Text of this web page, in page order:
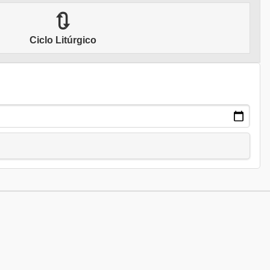
🔃
Ciclo Litúrgico